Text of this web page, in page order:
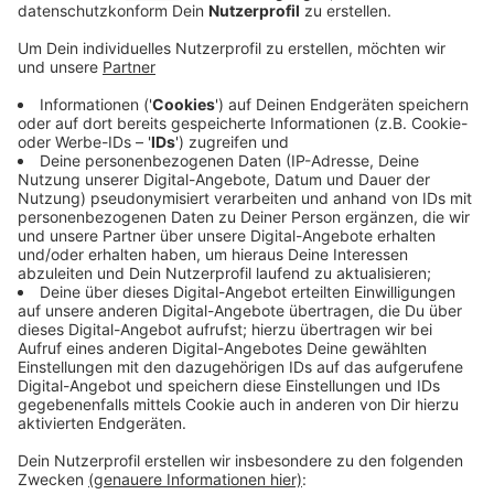
bedroht und sind danach mit Bargeld in Richtung
Bahnhofstraße entkommen.
Die Fahndung nach den Tätern, die dunkel gekleidet
waren und Kapuzen trugen, ist ohne Erfolg
geblieben.
Die Kripo ermittelt und bittet um Hinweise von
Zeugen.
Zeugen, die sachdienliche Hinweise zu den Tätern oder
deren Fluchtrichtung abgeben können, werden
gebeten, sich unter der Rufnummer 0241/9577-31501
oder (außerhalb der Bürozeiten) 0241/9577-34210 zu
melden.
Veröffentlicht:Dienstag, 04.04.2023 15:04
Anzeige